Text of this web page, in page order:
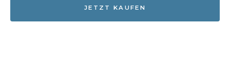
JETZT KAUFEN